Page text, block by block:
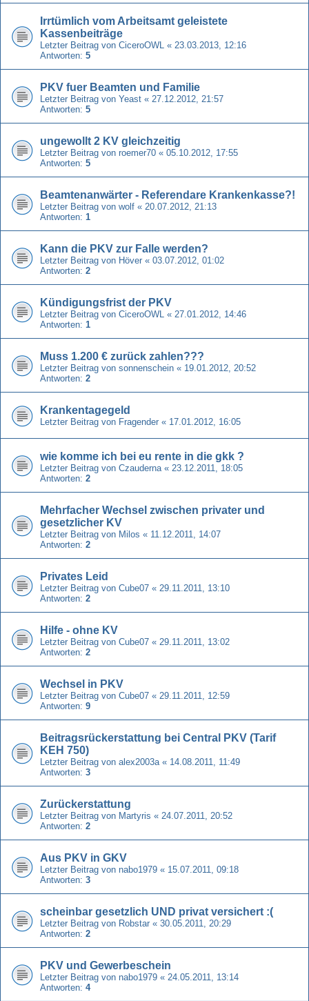
Irrtümlich vom Arbeitsamt geleistete
Kassenbeiträge
Letzter Beitrag von CiceroOWL « 23.03.2013, 12:16
Antworten: 5
PKV fuer Beamten und Familie
Letzter Beitrag von Yeast « 27.12.2012, 21:57
Antworten: 5
ungewollt 2 KV gleichzeitig
Letzter Beitrag von roemer70 « 05.10.2012, 17:55
Antworten: 5
Beamtenanwärter - Referendare Krankenkasse?!
Letzter Beitrag von wolf « 20.07.2012, 21:13
Antworten: 1
Kann die PKV zur Falle werden?
Letzter Beitrag von Höver « 03.07.2012, 01:02
Antworten: 2
Kündigungsfrist der PKV
Letzter Beitrag von CiceroOWL « 27.01.2012, 14:46
Antworten: 1
Muss 1.200 € zurück zahlen???
Letzter Beitrag von sonnenschein « 19.01.2012, 20:52
Antworten: 2
Krankentagegeld
Letzter Beitrag von Fragender « 17.01.2012, 16:05
wie komme ich bei eu rente in die gkk ?
Letzter Beitrag von Czauderna « 23.12.2011, 18:05
Antworten: 2
Mehrfacher Wechsel zwischen privater und
gesetzlicher KV
Letzter Beitrag von Milos « 11.12.2011, 14:07
Antworten: 2
Privates Leid
Letzter Beitrag von Cube07 « 29.11.2011, 13:10
Antworten: 2
Hilfe - ohne KV
Letzter Beitrag von Cube07 « 29.11.2011, 13:02
Antworten: 2
Wechsel in PKV
Letzter Beitrag von Cube07 « 29.11.2011, 12:59
Antworten: 9
Beitragsrückerstattung bei Central PKV (Tarif
KEH 750)
Letzter Beitrag von alex2003a « 14.08.2011, 11:49
Antworten: 3
Zurückerstattung
Letzter Beitrag von Martyris « 24.07.2011, 20:52
Antworten: 2
Aus PKV in GKV
Letzter Beitrag von nabo1979 « 15.07.2011, 09:18
Antworten: 3
scheinbar gesetzlich UND privat versichert :(
Letzter Beitrag von Robstar « 30.05.2011, 20:29
Antworten: 2
PKV und Gewerbeschein
Letzter Beitrag von nabo1979 « 24.05.2011, 13:14
Antworten: 4